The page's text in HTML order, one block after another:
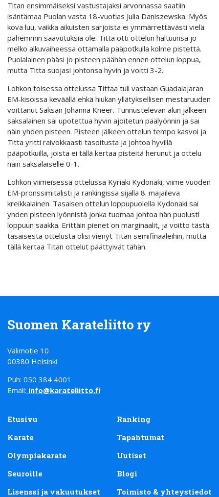
Titan ensimmäiseksi vastustajaksi arvonnassa saatiin
isäntämaa Puolan vasta 18-vuotias Julia Daniszewska. Myös
kova luu, vaikka aikuisten sarjoista ei ymmärrettävästi vielä
pahemmin saavutuksia ole. Titta otti ottelun haltuunsa jo
melko alkuvaiheessa ottamalla pääpotkulla kolme pistettä.
Puolalainen pääsi jo pisteen päähän ennen ottelun loppua,
mutta Titta suojasi johtonsa hyvin ja voitti 3-2.
Lohkon toisessa ottelussa Tittaa tuli vastaan Guadalajaran
EM-kisoissa keväällä ehkä hiukan yllätyksellisen mestaruuden
voittanut Saksan Johanna Kneer. Tunnustelevan alun jälkeen
saksalainen sai upotettua hyvin ajoitetun päälyönnin ja sai
näin yhden pisteen. Pisteen jälkeen ottelun tempo kasvoi ja
Titta yritti raivokkaasti tasoitusta ja johtoa hyvillä
pääpotkuilla, joista ei tällä kertaa pisteitä herunut ja ottelu
näin saksalaiselle 0-1.
Lohkon viimeisessä ottelussa Kyriaki Kydonaki, viime vuoden
EM-pronssimitalisti ja rankingissa sijalla 8. majaileva
kreikkalainen. Tasaisen ottelun loppupuolella Kydonaki sai
yhden pisteen lyönnistä jonka tuomaa johtoa hän puolusti
loppuun saakka. Erittäin pienet on marginaalit, ja voitto tästä
tasaisesta ottelusta olisi vienyt Titan semifinaaleihin, mutta
tällä kertaa Titan ottelut päättyivät tähän.
Suomen Karateliitto ry
Valimotie 10
00380 Helsinki
Puh: 050 384 4001
Email: info@karateliitto.fi
Etusivu
Karate
Olympiakarate
Seuroille
Lisenssi ja vakuutukset
Ranking
Tapahtumat
Uutiset
Blogi
Toimisto & yhteystiedot